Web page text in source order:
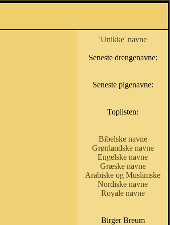
'Unikke' navne
Seneste drengenavne:
Seneste pigenavne:
Toplisten:
Bibelske navne
Grønlandske navne
Engelske navne
Græske navne
Arabiske og Muslimske
Nordiske navne
Royale navne
Birger Breum